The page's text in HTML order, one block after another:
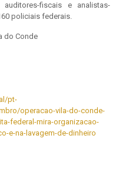
fiscais e analistas-
policiais federais.
do Conde
pt-
operacao-vila-do-conde-
federal-mira-organizacao-
e-na-lavagem-de-dinheiro